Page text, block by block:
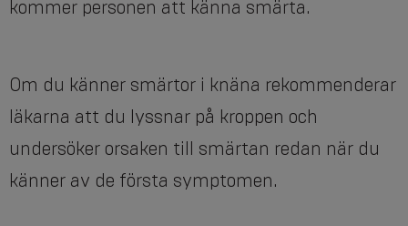
kommer personen att känna smärta.
Om du känner smärtor i knäna rekommenderar
läkarna att du lyssnar på kroppen och
undersöker orsaken till smärtan redan när du
känner av de första symptomen.